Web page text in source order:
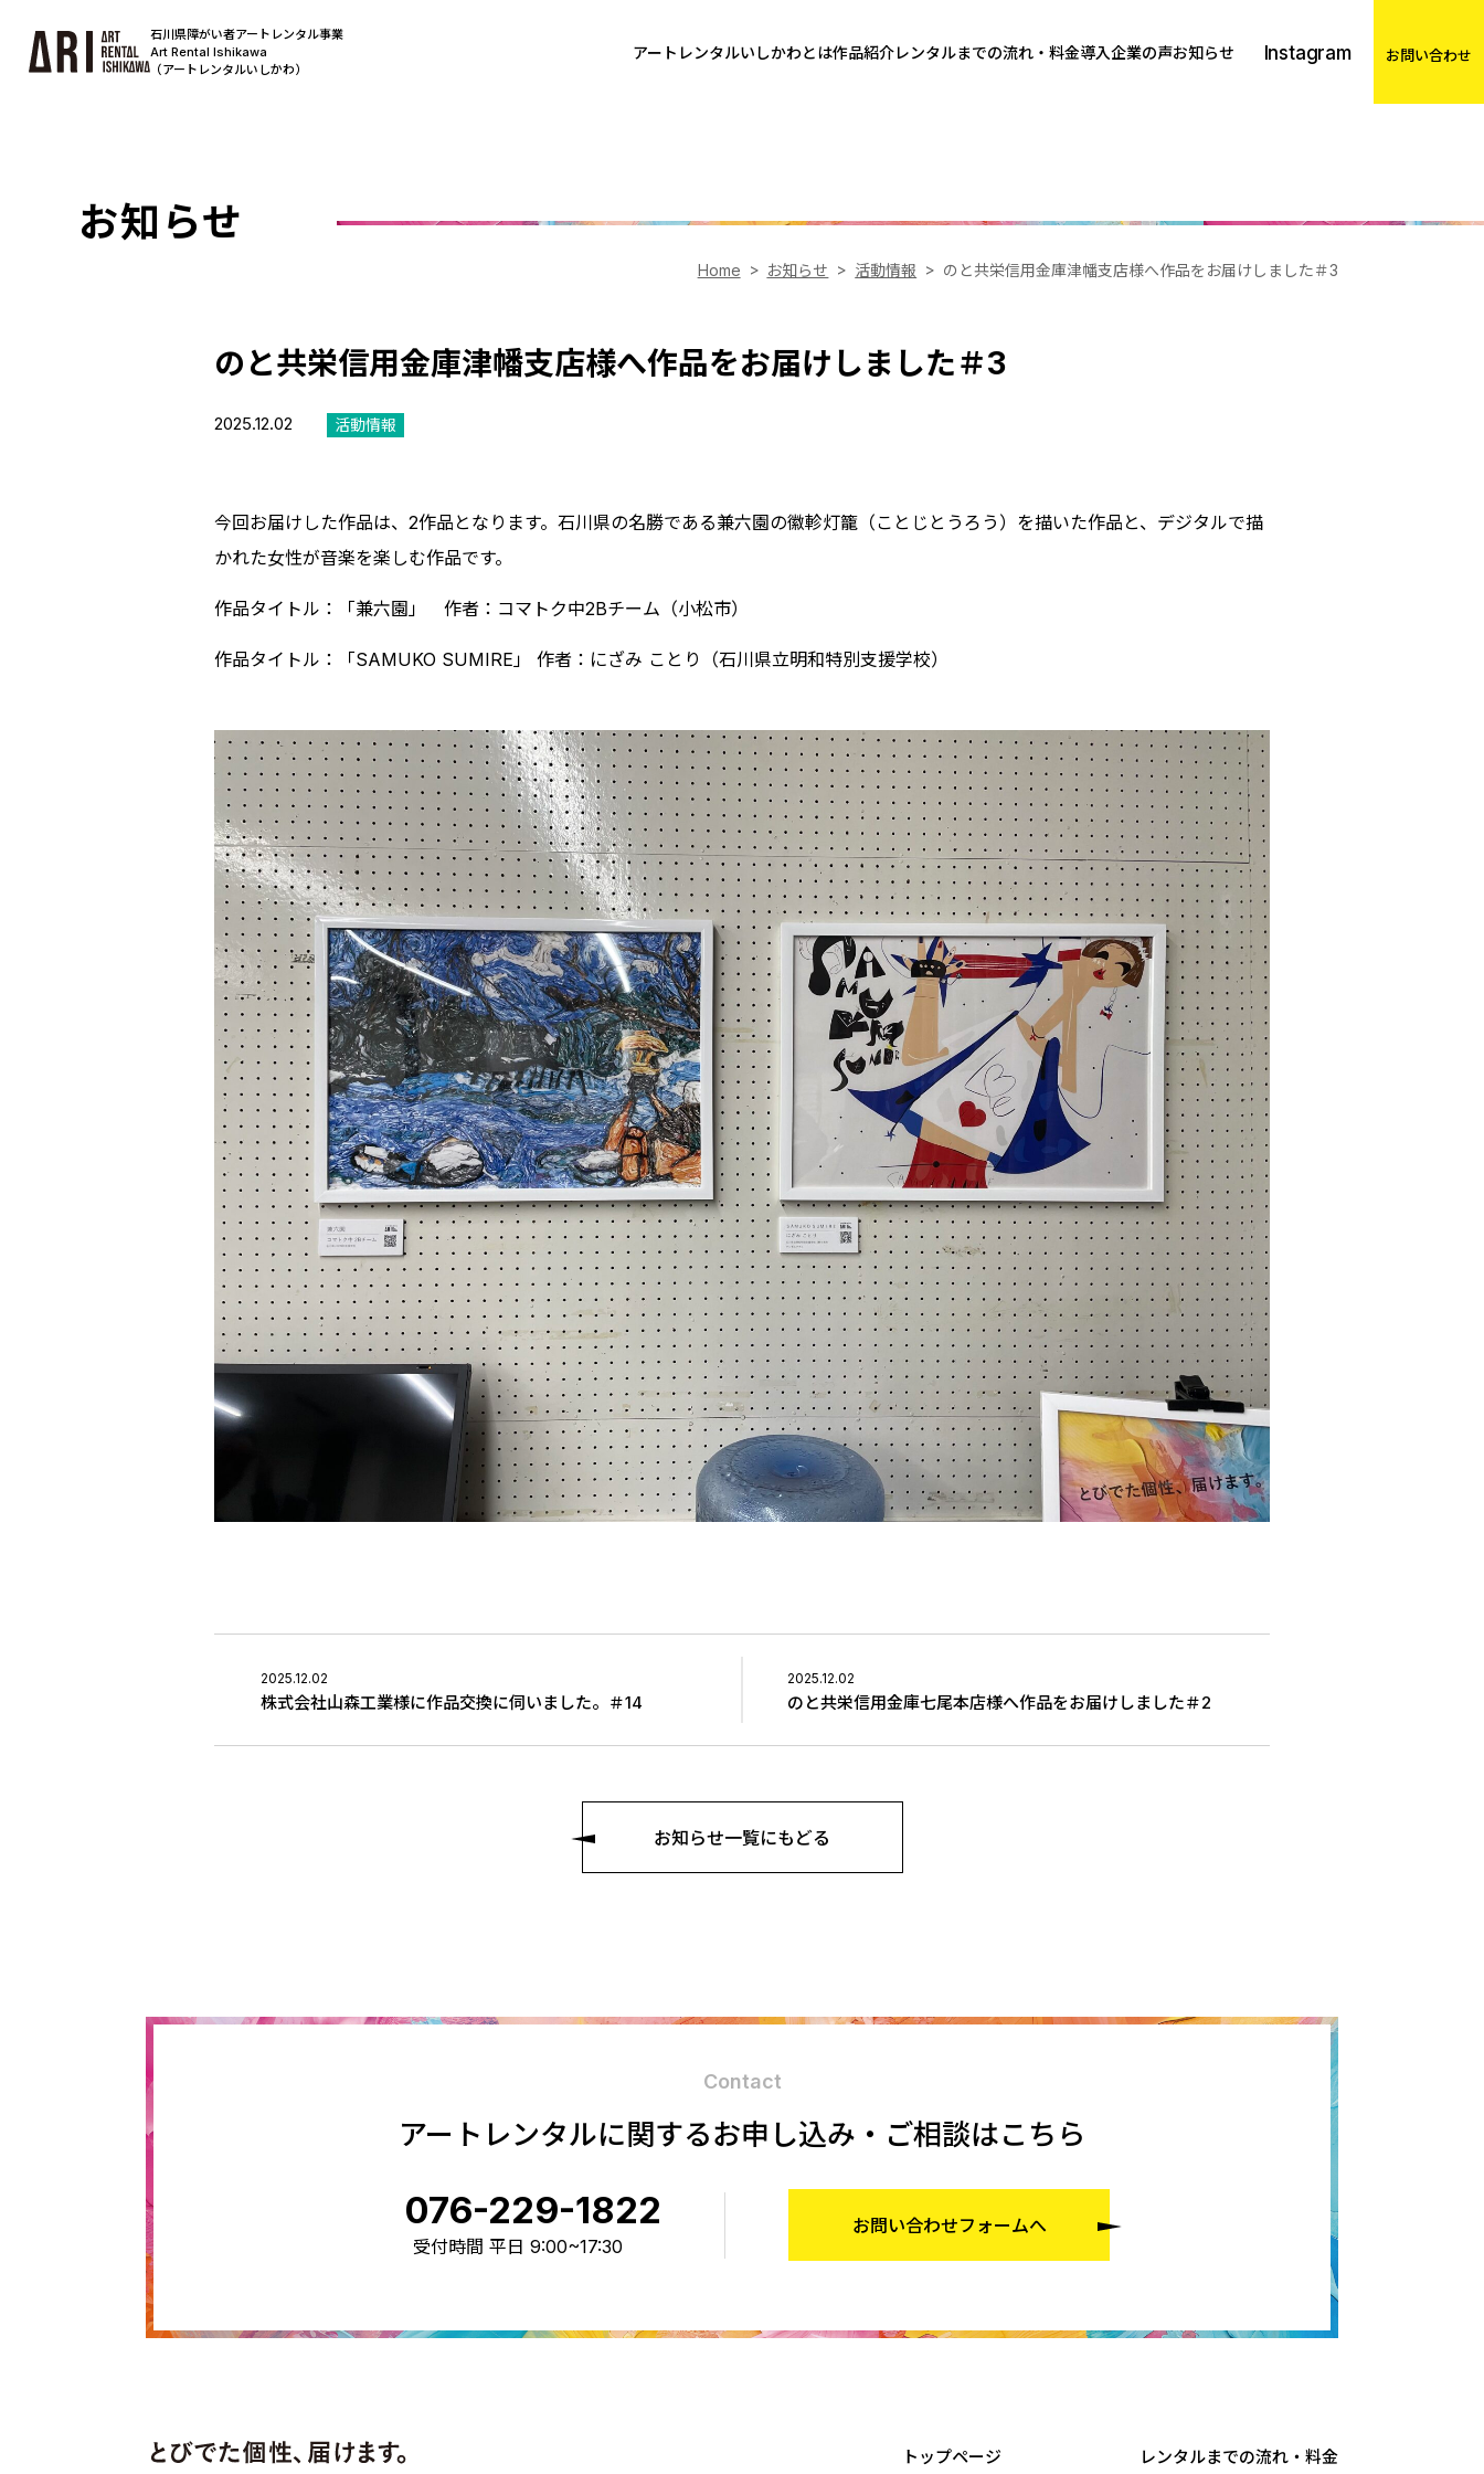
石川県障がい者アートレンタル事業
Art Rental Ishikawa
（アートレンタルいしかわ）
アートレンタルいしかわとは作品紹介レンタルまでの流れ・料金導入企業の声お知らせ Instagram お問い合わせ
お知らせ
Home お知らせ 活動情報 のと共栄信用金庫津幡支店様へ作品をお届けしました＃3
のと共栄信用金庫津幡支店様へ作品をお届けしました＃3
2025.12.02 活動情報
今回お届けした作品は、2作品となります。石川県の名勝である兼六園の徽軫灯籠（ことじとうろう）を描いた作品と、デジタルで描
かれた女性が音楽を楽しむ作品です。
作品タイトル：「兼六園」 作者：コマトク中2Bチーム（小松市）
作品タイトル：「SAMUKO SUMIRE」 作者：にざみ ことり（石川県立明和特別支援学校）
2025.12.02
株式会社山森工業様に作品交換に伺いました。＃14
2025.12.02
のと共栄信用金庫七尾本店様へ作品をお届けしました＃2
お知らせ一覧にもどる
Contact
アートレンタルに関するお申し込み・ご相談はこちら
076-229-1822
受付時間 平日 9:00~17:30
お問い合わせフォームへ
トップページ レンタルまでの流れ・料金